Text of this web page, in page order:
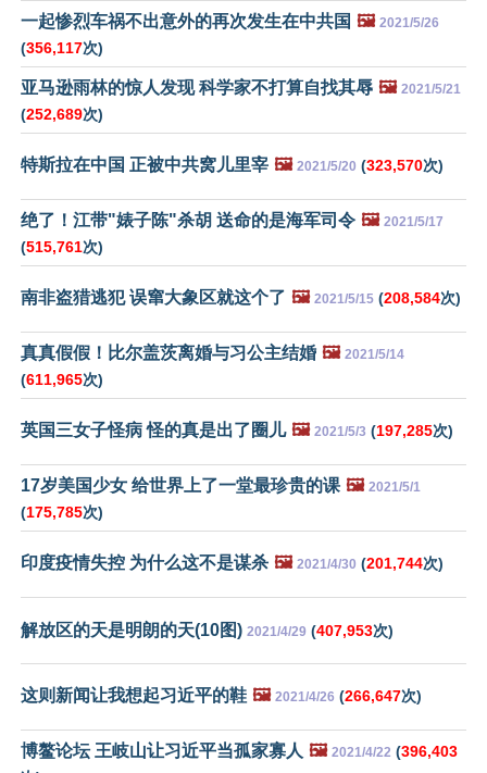
一起惨烈车祸不出意外的再次发生在中共国 🖼️ 2021/5/26
(356,117次)
亚马逊雨林的惊人发现 科学家不打算自找其辱 🖼️ 2021/5/21
(252,689次)
特斯拉在中国 正被中共窝儿里宰 🖼️ 2021/5/20 (323,570次)
绝了！江带"婊子陈"杀胡 送命的是海军司令 🖼️ 2021/5/17
(515,761次)
南非盗猎逃犯 误窜大象区就这个了 🖼️ 2021/5/15 (208,584次)
真真假假！比尔盖茨离婚与习公主结婚 🖼️ 2021/5/14
(611,965次)
英国三女子怪病 怪的真是出了圈儿 🖼️ 2021/5/3 (197,285次)
17岁美国少女 给世界上了一堂最珍贵的课 🖼️ 2021/5/1
(175,785次)
印度疫情失控 为什么这不是谋杀 🖼️ 2021/4/30 (201,744次)
解放区的天是明朗的天(10图) 2021/4/29 (407,953次)
这则新闻让我想起习近平的鞋 🖼️ 2021/4/26 (266,647次)
博鳌论坛 王岐山让习近平当孤家寡人 🖼️ 2021/4/22 (396,403